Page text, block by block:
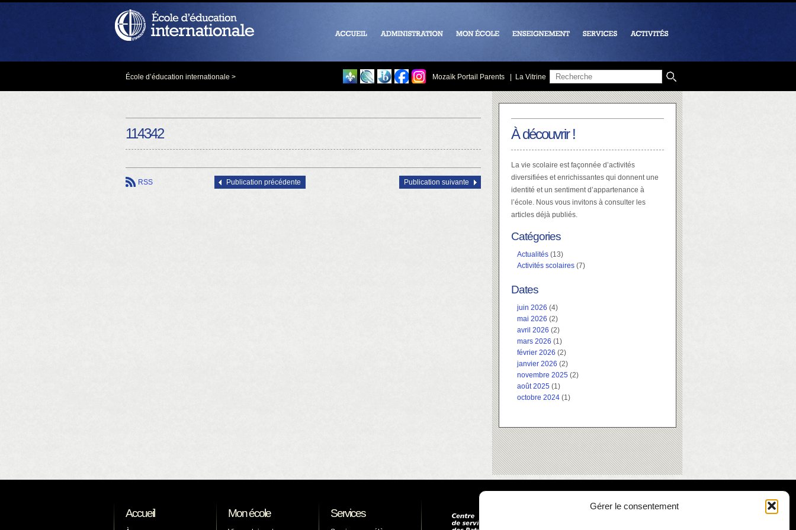
Gérer le consentement
École d’éducation internationale > Mozaïk Portail Parents La Vitrine
114342
RSS Publication précédente Publication suivante
À découvrir !
La vie scolaire est façonnée d’activités
diversifiées et enrichissantes qui donnent une
identité et un sentiment d’appartenance à
l’école. Nous vous invitons à consulter les
articles déjà publiés.
Catégories
Actualités (13)
Activités scolaires (7)
Dates
juin 2026 (4)
mai 2026 (2)
avril 2026 (2)
mars 2026 (1)
février 2026 (2)
janvier 2026 (2)
novembre 2025 (2)
août 2025 (1)
octobre 2024 (1)
Accueil Mon école Services